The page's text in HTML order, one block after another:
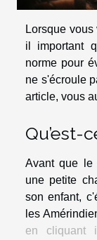
Lorsque
il important
norme pour
ne s'écroule
article, vous
Qu’est-
Avant que le
une petite
son enfant,
les
en cliquant